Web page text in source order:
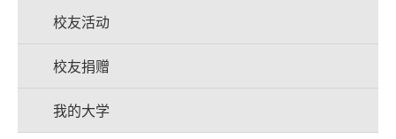
校友活动
校友捐赠
我的大学